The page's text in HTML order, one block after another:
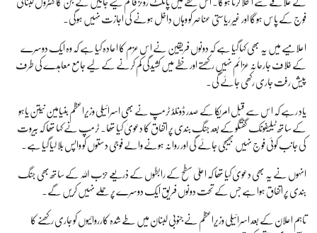
کے علاقے سے انخلا کرنا ہوگا۔ اس خطے میں پائلٹ زونز قائم کیے جائیں گے جن کا کنٹرول لبنانی
فوج کے پاس ہوگا اور غیر ریاستی عناصر کو وہاں داخل ہونے کی اجازت نہیں ہوگی۔
اعلامیے میں یہ بھی کہا گیا ہے کہ دونوں فریقین نے اس عزم کا اعادہ کیا ہے کہ وہ ایک دوسرے
کے خلاف جارحانہ عزائم نہیں رکھتے اور خطے میں کشیدگی کم کرنے کے لیے جامع معاہدے کی طرف
پیش رفت جاری رکھی جائے گی۔
یاد رہے کہ اس سے قبل امریکا کے صدر ڈونلڈ ٹرمپ نے بھی اسرائیلی وزیراعظم بنیامین نیتن یاہو
کے ساتھ ٹیلیفونک گفتگو کے بعد جنگ بندی پر اتفاق کا دعویٰ کیا تھا۔ ٹرمپ نے کہا تھا کہ بیروت
کی جانب کوئی فوج نہیں بھیجی جائے گی اور روانہ ہونے والے فوجی دستوں کو واپس بلا لیا گیا ہے۔
انہوں نے یہ بھی دعویٰ کیا تھا کہ اعلیٰ سطح کے رابطوں کے ذریعے حزب اللہ کے ساتھ بھی جنگ
بندی پر اتفاق ہوا ہے جس کے تحت دونوں فریق ایک دوسرے پر حملے نہیں کریں گے۔
تاہم اعلان کے بعد اسرائیلی وزیراعظم نے جنوبی لبنان میں طے شدہ کارروائیوں کو جاری رکھنے کا